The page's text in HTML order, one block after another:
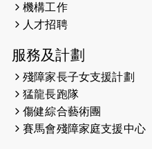
2026-05-21
2026-05-14
（19:00開
2026-05-07
開始）
機構工作
人才招聘
服務及計劃
殘障家長子女支援計劃
猛龍長跑隊
傷健綜合藝術團
賽馬會殘障家庭支援中心